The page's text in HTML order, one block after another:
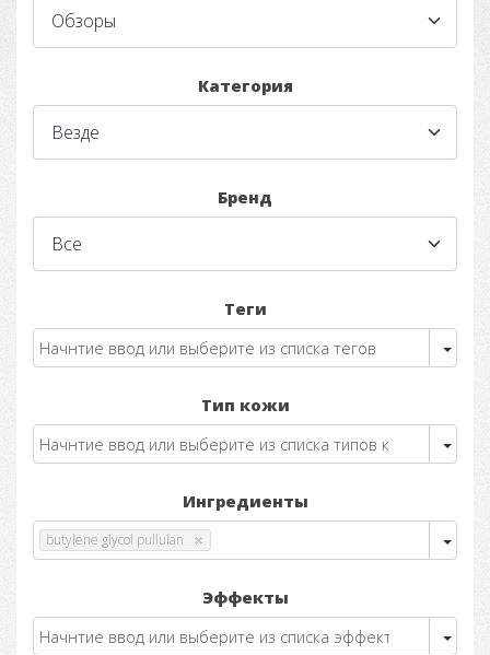
Категория
Бренд
Теги
Тип кожи
Ингредиенты
butylene glycol pullulan
Эффекты